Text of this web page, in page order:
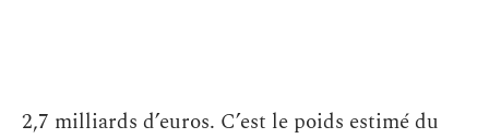
2,7 milliards d’euros. C’est le poids estimé du